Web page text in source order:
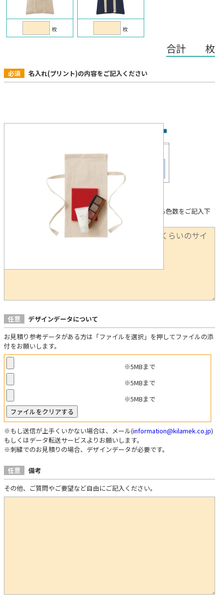
枚 枚
合計 枚
必須 名入れ(プリント)の内容をご記入ください
下記に①印刷箇所 ②製法（希望がある場合） ③使用する色数をご記入下
任意
デザインデータについて
お見積り参考データがある方は「ファイルを選択」を押してファイルの添
付をお願いします。
※5MBまで
※5MBまで
※5MBまで
※もし送信が上手くいかない場合は、メール(information@kilamek.co.jp)
もしくはデータ転送サービスよりお願いします。
※刺繍でのお見積りの場合、デザインデータが必要です。
任意
備考
その他、ご質問やご要望など自由にご記入ください。